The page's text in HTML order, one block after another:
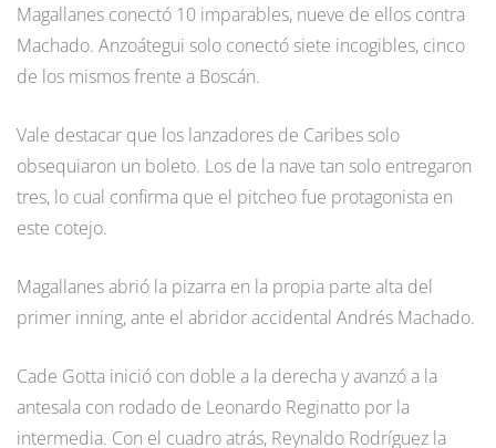
Magallanes conectó 10 imparables, nueve de ellos contra
Machado. Anzoátegui solo conectó siete incogibles, cinco
de los mismos frente a Boscán.
Vale destacar que los lanzadores de Caribes solo
obsequiaron un boleto. Los de la nave tan solo entregaron
tres, lo cual confirma que el pitcheo fue protagonista en
este cotejo.
Magallanes abrió la pizarra en la propia parte alta del
primer inning, ante el abridor accidental Andrés Machado.
Cade Gotta inició con doble a la derecha y avanzó a la
antesala con rodado de Leonardo Reginatto por la
intermedia. Con el cuadro atrás, Reynaldo Rodríguez la